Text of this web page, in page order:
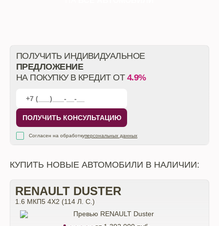
ПОЛУЧИТЬ ИНДИВИДУАЛЬНОЕ
ПРЕДЛОЖЕНИЕ
НА ПОКУПКУ В КРЕДИТ ОТ 4.9%
ПОЛУЧИТЬ КОНСУЛЬТАЦИЮ
Согласен на обработкуперсональных данных
КУПИТЬ НОВЫЕ АВТОМОБИЛИ В НАЛИЧИИ:
RENAULT DUSTER
1.6 МКП5 4Х2 (114 Л. С.)